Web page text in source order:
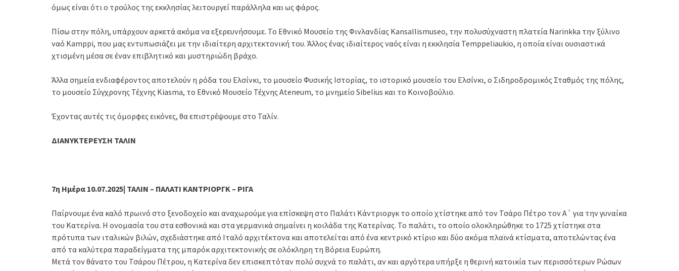
όμως είναι ότι ο τρούλος της εκκλησίας λειτουργεί παράλληλα και ως φάρος.
Πίσω στην πόλη, υπάρχουν αρκετά ακόμα να εξερευνήσουμε. Το Εθνικό Μουσείο της Φινλανδίας Kansallismuseo, την πολυσύχναστη πλατεία Narinkka την ξύλινο
ναό Kamppi, που μας εντυπωσιάζει με την ιδιαίτερη αρχιτεκτονική του. Άλλος ένας ιδιαίτερος ναός είναι η εκκλησία Temppeliaukio, η οποία είναι ουσιαστικά
χτισμένη μέσα σε έναν επιβλητικό και μυστηριώδη βράχο.
Άλλα σημεία ενδιαφέροντος αποτελούν η ρόδα του Ελσίνκι, το μουσείο Φυσικής Ιστορίας, το ιστορικό μουσείο του Ελσίνκι, ο Σιδηροδρομικός Σταθμός της πόλης,
το μουσείο Σύγχρονης Τέχνης Kiasma, το Εθνικό Μουσείο Τέχνης Ateneum, το μνημείο Sibelius και το Κοινοβούλιο.
Έχοντας αυτές τις όμορφες εικόνες, θα επιστρέψουμε στο Ταλίν.
ΔΙΑΝΥΚΤΕΡΕΥΣΗ ΤΑΛΙΝ
7η Ημέρα 10.07.2025| ΤΑΛΙΝ – ΠΑΛΑΤΙ ΚΑΝΤΡΙΟΡΓΚ – ΡΙΓΑ
Παίρνουμε ένα καλό πρωινό στο ξενοδοχείο και αναχωρούμε για επίσκεψη στο Παλάτι Κάντριοργκ το οποίο χτίστηκε από τον Τσάρο Πέτρο τον Α΄ για την γυναίκα
του Κατερίνα. Η ονομασία του στα εσθονικά και στα γερμανικά σημαίνει η κοιλάδα της Κατερίνας. Το παλάτι, το οποίο ολοκληρώθηκε το 1725 χτίστηκε στα
πρότυπα των ιταλικών βιλών, σχεδιάστηκε από Ιταλό αρχιτέκτονα και αποτελείται από ένα κεντρικό κτίριο και δύο ακόμα πλαϊνά κτίσματα, αποτελώντας ένα
από τα καλύτερα παραδείγματα της μπαρόκ αρχιτεκτονικής σε ολόκληρη τη Βόρεια Ευρώπη.
Μετά τον θάνατο του Τσάρου Πέτρου, η Κατερίνα δεν επισκεπτόταν πολύ συχνά το παλάτι, αν και αργότερα υπήρξε η θερινή κατοικία των περισσότερων Ρώσων